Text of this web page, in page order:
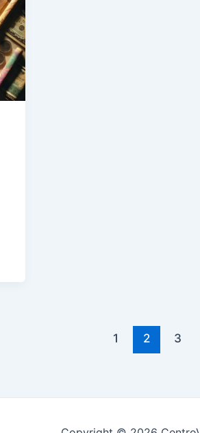
1 2 3